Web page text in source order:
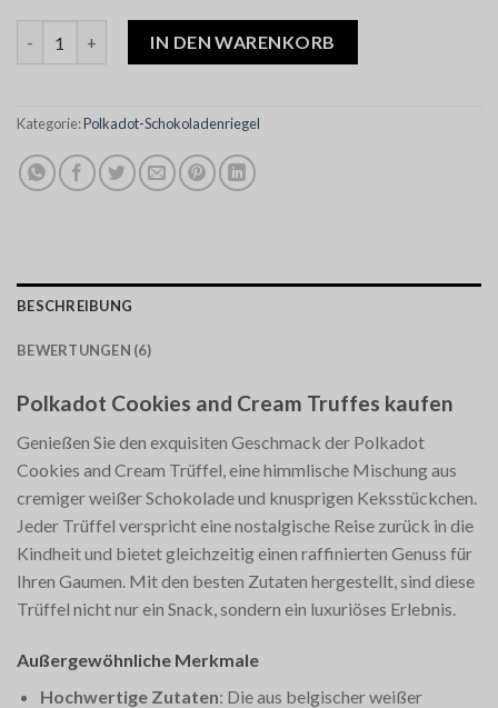
IN DEN WARENKORB
Kategorie:Polkadot-Schokoladenriegel
BESCHREIBUNG
BEWERTUNGEN (6)
Polkadot Cookies and Cream Truffes kaufen
Genießen Sie den exquisiten Geschmack der Polkadot
Cookies and Cream Trüffel, eine himmlische Mischung aus
cremiger weißer Schokolade und knusprigen Keksstückchen.
Jeder Trüffel verspricht eine nostalgische Reise zurück in die
Kindheit und bietet gleichzeitig einen raffinierten Genuss für
Ihren Gaumen. Mit den besten Zutaten hergestellt, sind diese
Trüffel nicht nur ein Snack, sondern ein luxuriöses Erlebnis.
Außergewöhnliche Merkmale
Hochwertige Zutaten: Die aus belgischer weißer